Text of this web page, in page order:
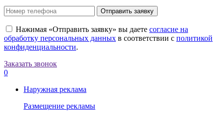
Отправить заявку
Нажимая «Отправить заявку» вы даете согласие на
обработку персональных данных в соответствии с политикой
конфиденциальности.
Заказать звонок
0
Наружная реклама
Размещение рекламы